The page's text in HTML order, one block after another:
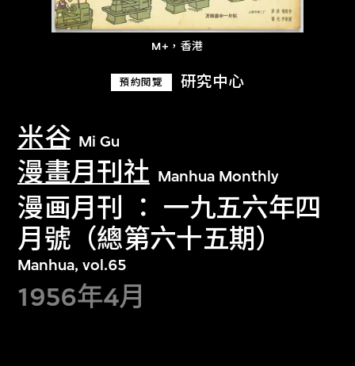
M+，香港
預約閱覽 研究中心
米谷 Mi Gu
漫畫月刊社 Manhua Monthly
漫画月刊 ： 一九五六年四
月號（總第六十五期）
Manhua, vol.65
1956年4月